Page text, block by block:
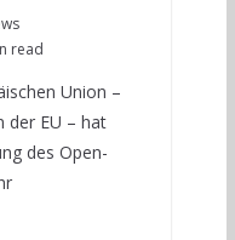
read
Union –
der EU – hat
des Open-